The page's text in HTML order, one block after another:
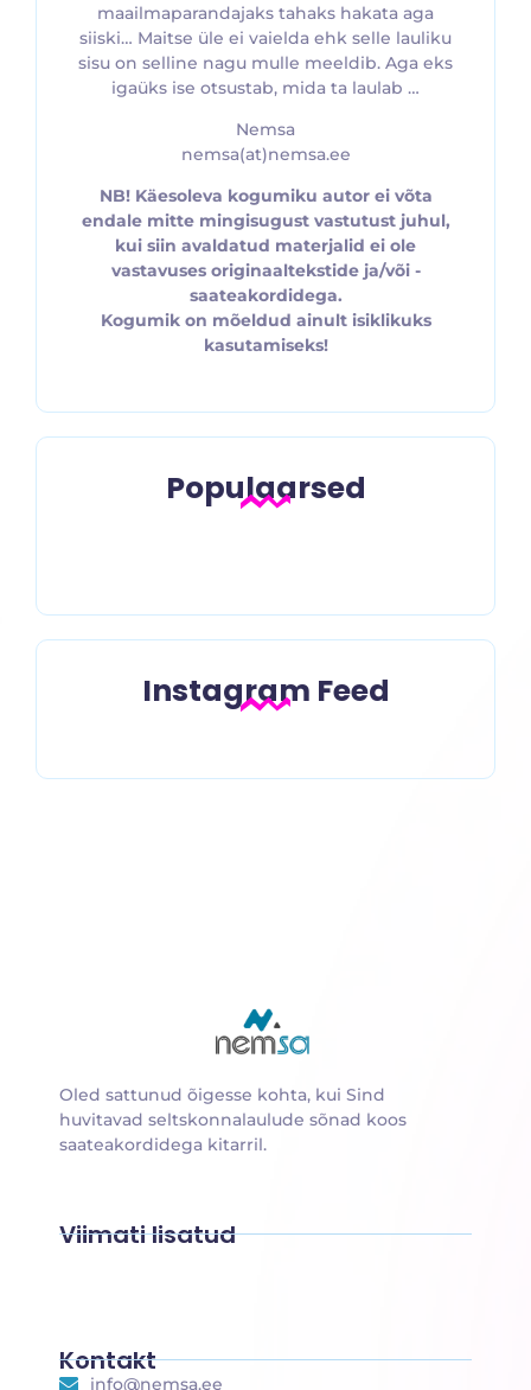
maailmaparandajaks tahaks hakata aga
siiski… Maitse üle ei vaielda ehk selle lauliku
sisu on selline nagu mulle meeldib. Aga eks
igaüks ise otsustab, mida ta laulab …
Nemsa
nemsa(at)nemsa.ee
NB! Käesoleva kogumiku autor ei võta
endale mitte mingisugust vastutust juhul,
kui siin avaldatud materjalid ei ole
vastavuses originaaltekstide ja/või -
saateakordidega.
Kogumik on mõeldud ainult isiklikuks
kasutamiseks!
Populaarsed
Instagram Feed
Oled sattunud õigesse kohta, kui Sind
huvitavad seltskonnalaulude sõnad koos
saateakordidega kitarril.
Viimati lisatud
Kontakt
info@nemsa.ee